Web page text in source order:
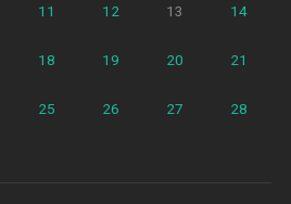
11 12 13 14
18 19 20 21
25 26 27 28